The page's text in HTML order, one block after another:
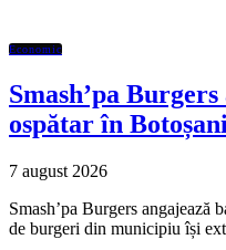
Economic
Smash’pa
ospătar în Botoșani
7 august 2026
Smash’pa Burgers angajează
de burgeri din municipiu își